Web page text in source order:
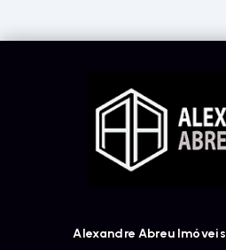
Alexandre Abreu Imóveis